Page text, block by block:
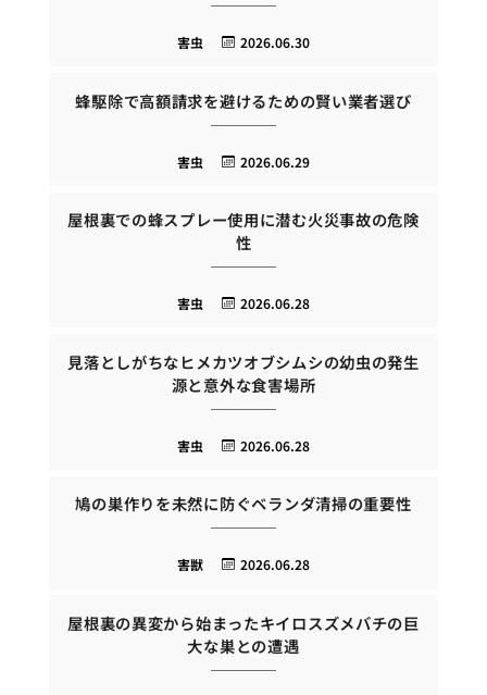
2026.06.30
害虫
蜂駆除で高額請求を避けるための賢い業者選び
2026.06.29
害虫
屋根裏での蜂スプレー使用に潜む火災事故の危険
性
2026.06.28
害虫
見落としがちなヒメカツオブシムシの幼虫の発生
源と意外な食害場所
2026.06.28
害虫
鳩の巣作りを未然に防ぐベランダ清掃の重要性
2026.06.28
害獣
屋根裏の異変から始まったキイロスズメバチの巨
大な巣との遭遇